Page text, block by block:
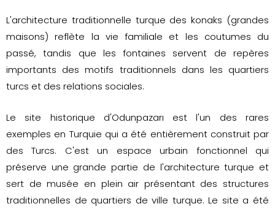
L'architecture traditionnelle turque des konaks (grandes
maisons) reflète la vie familiale et les coutumes du
passé, tandis que les fontaines servent de repères
importants des motifs traditionnels dans les quartiers
turcs et des relations sociales.
Le site historique d'Odunpazarı est l'un des rares
exemples en Turquie qui a été entièrement construit par
des Turcs. C'est un espace urbain fonctionnel qui
préserve une grande partie de l'architecture turque et
sert de musée en plein air présentant des structures
traditionnelles de quartiers de ville turque. Le site a été